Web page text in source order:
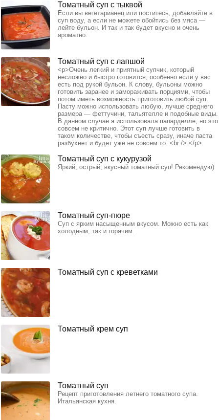
Томатный суп с тыквой
Если вы вегетарианец или поститесь, добавляйте в
суп воду, а если не можете обойтись без мяса —
лейте бульон. И так и так будет вкусно и очень
ароматно.
Томатный суп с лапшой
<p>Очень легкий и приятный супчик, который
несложно и быстро готовится, особенно если у вас
есть под рукой бульон. К слову, бульоны можно
готовить заранее и замораживать порциями, чтобы
потом иметь возможность приготовить любой суп.
Пасту можно использовать любую, лучше среднего
размера — феттучини, тальятелле и подобные виды.
В данном случае я использовала папарделле, но это
совсем не критично. Этот суп лучше готовить в
таком количестве, чтобы съесть сразу, иначе паста
разбухнет и будет уже не совсем то. <br /> </p>
Томатный суп с кукурузой
Яркий, острый, вкусный томатный суп! Рекомендую)
Томатный суп-пюре
Суп с ярким насыщенным вкусом. Можно есть как
холодным, так и горячим.
Томатный суп с креветками
Томатный крем суп
Томатный суп
Рецепт приготовления летнего томатного супа.
Итальянская кухня.